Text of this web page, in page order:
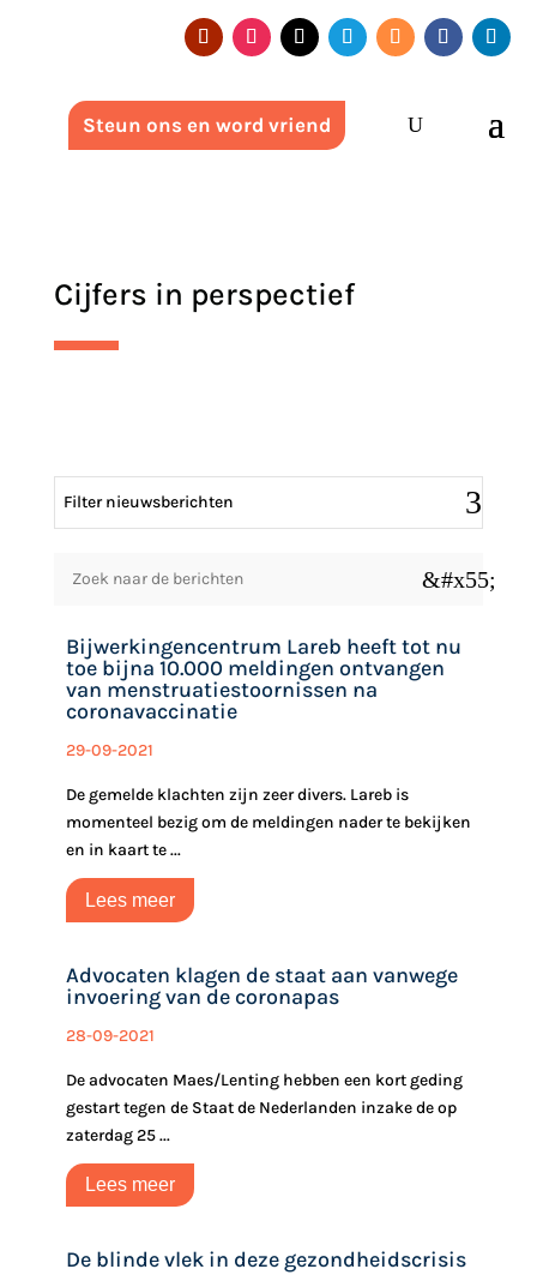
Steun ons en word vriend
Cijfers in perspectief
Filter nieuwsberichten
&#x55;
Bijwerkingencentrum Lareb heeft tot nu
toe bijna 10.000 meldingen ontvangen
van menstruatiestoornissen na
coronavaccinatie
29-09-2021
De gemelde klachten zijn zeer divers. Lareb is
momenteel bezig om de meldingen nader te bekijken
en in kaart te ...
Lees meer
Advocaten klagen de staat aan vanwege
invoering van de coronapas
28-09-2021
De advocaten Maes/Lenting hebben een kort geding
gestart tegen de Staat de Nederlanden inzake de op
zaterdag 25 ...
Lees meer
De blinde vlek in deze gezondheidscrisis